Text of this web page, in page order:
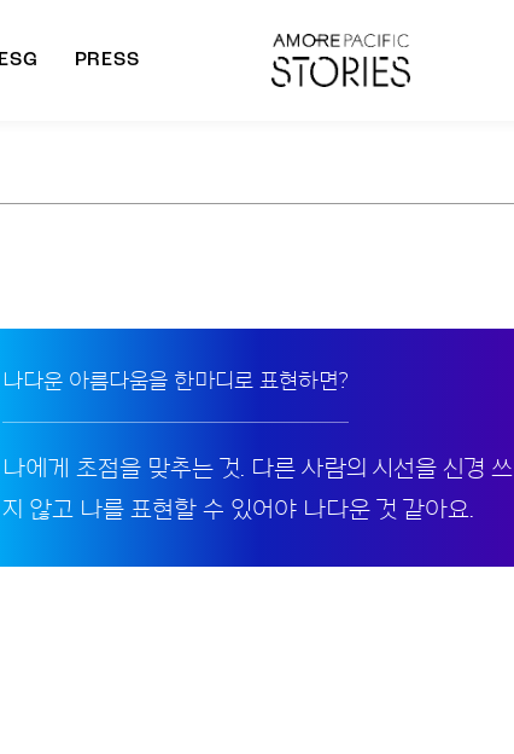
ESG PRESS
나다운 아름다움을 한마디로 표현하면?
나에게 초점을 맞추는 것. 다른 사람의 시선을 신경 쓰
지 않고 나를 표현할 수 있어야 나다운 것 같아요.